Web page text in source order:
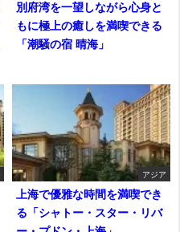
別府湾を一望しながら心身と
もに極上の癒しを満喫できる
「潮騒の宿 晴海」
アジア
上海で優雅な時間を満喫でき
る「シャトー・スター・リバ